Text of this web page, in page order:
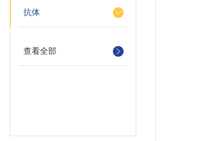
抗体
查看全部